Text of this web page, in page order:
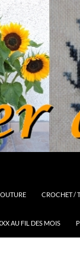
CROCHET /
AU FIL DES MOIS